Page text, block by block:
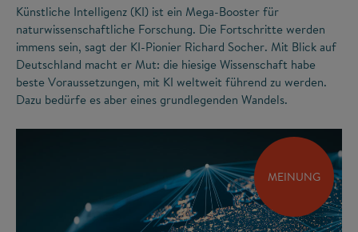
Künstliche Intelligenz (KI) ist ein Mega-Booster für
naturwissenschaftliche Forschung. Die Fortschritte werden
immens sein, sagt der KI-Pionier Richard Socher. Mit Blick auf
Deutschland macht er Mut: die hiesige Wissenschaft habe
beste Voraussetzungen, mit KI weltweit führend zu werden.
Dazu bedürfe es aber eines grundlegenden Wandels.
MEINUNG